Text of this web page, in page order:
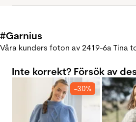
#Garnius
Våra kunders foton av 2419-6a Tina
Inte korrekt? Försök av
-30%